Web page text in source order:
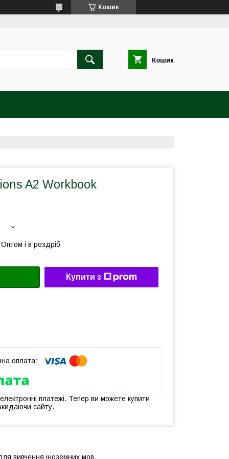
Кошик
Кошик
A2 Workbook
Оптом і в роздріб
Купити з
платежі. Тепер ви можете купити
сайту.
вивчення іноземних мов.